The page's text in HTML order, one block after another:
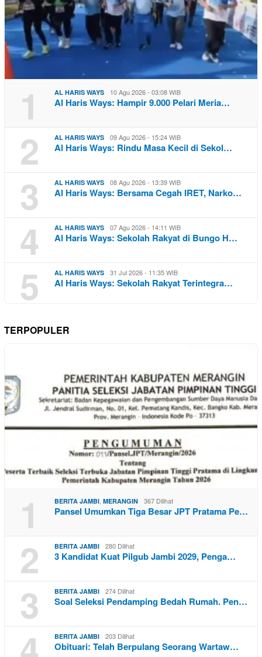
1 AL HARIS WAYS 10 Agu 2026 - 03:08 WIB
Al Haris Ways: Hampir 9.000 Pelari Meria…
2 AL HARIS WAYS 09 Agu 2026 - 15:24 WIB
Al Haris Ways: Rindu Masa Kecil di Sekol…
3 AL HARIS WAYS 08 Agu 2026 - 13:39 WIB
Al Haris Ways: Bersama Cegah IRET, Narko…
4 AL HARIS WAYS 07 Agu 2026 - 14:11 WIB
Al Haris Ways: Sekolah Rakyat di Bungo H…
5 AL HARIS WAYS 31 Jul 2026 - 11:35 WIB
Al Haris Ways: Sekolah Rakyat Terintegra…
TERPOPULER
1 BERITA JAMBI, MERANGIN 367 Dilihat
Pansel Umumkan Tiga Besar JPT Pratama Pe…
2 BERITA JAMBI 280 Dilihat
3 Kandidat Kuat Pilgub Jambi 2029, Penga…
3 BERITA JAMBI 274 Dilihat
Soal Seleksi Pendamping Bedah Rumah. Pen…
BERITA JAMBI 203 Dilihat
Obituari: Telah Berpulang Seorang Wartaw…